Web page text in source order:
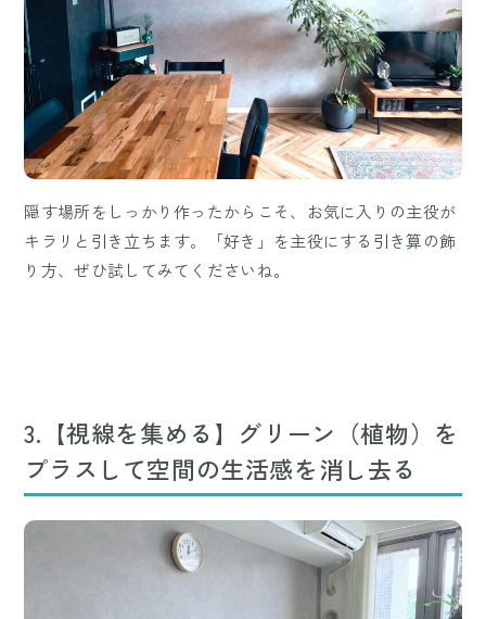
隠す場所をしっかり作ったからこそ、お気に入りの主役が
キラリと引き立ちます。「好き」を主役にする引き算の飾
り方、ぜひ試してみてくださいね。
3.【視線を集める】グリーン（植物）を
プラスして空間の生活感を消し去る